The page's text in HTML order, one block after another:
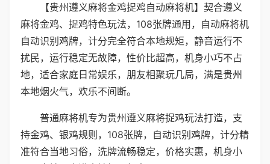
【贵州遵义麻将金鸡捉鸡自动麻将机】契合遵义
麻将金鸡、捉鸡特色玩法，108张牌通用，自动麻将机
自动识别鸡牌，计分完全符合本地规矩，静音运行不
扰民，运行稳定无故障，性价比超高，机身小巧不占
地，适合家庭日常娱乐，朋友相聚玩几局，满是贵州
本地烟火气，欢乐不间断。
普通麻将机专为贵州遵义麻将捉鸡玩法打造，支
持金鸡、银鸡规则，108张牌，自动识别鸡牌，计分精
准符合当地习俗，洗牌流畅稳定，价格实惠，机身小